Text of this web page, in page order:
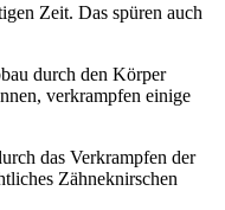
Zeit. Das spüren auch
durch den Körper
verkrampfen einige
das Verkrampfen der
Zähneknirschen